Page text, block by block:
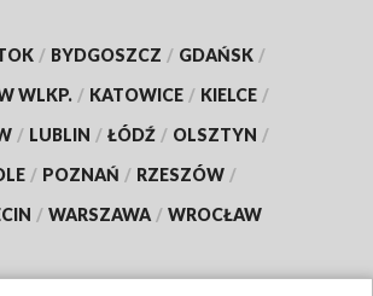
/ BYDGOSZCZ / GDAŃSK /
WLKP. / KATOWICE / KIELCE /
/ LUBLIN / ŁÓDŹ / OLSZTYN /
/ POZNAŃ / RZESZÓW /
/ WARSZAWA / WROCŁAW